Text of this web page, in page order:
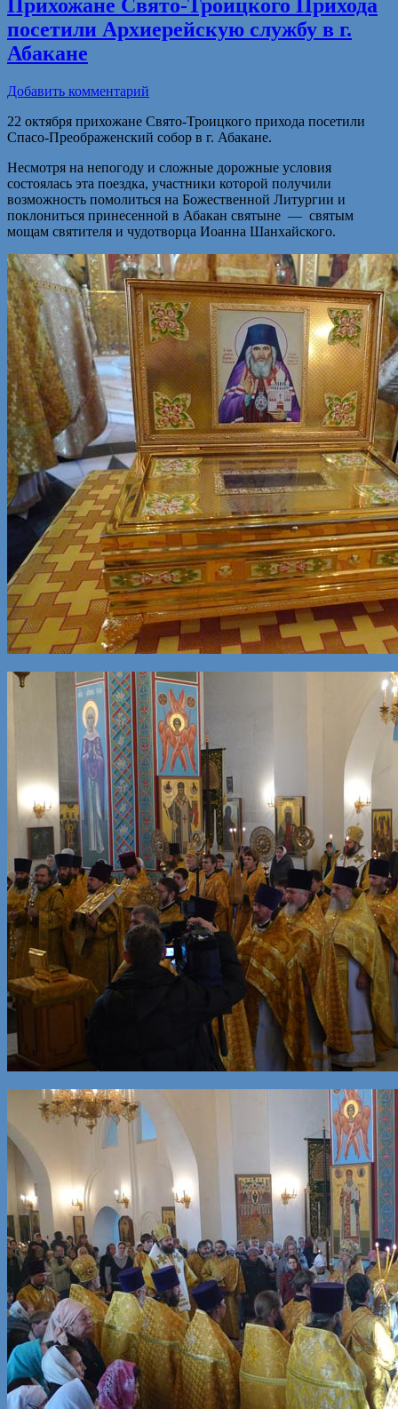
Прихожане Свято-Троицкого Прихода
посетили Архиерейскую службу в г.
Абакане
Добавить комментарий
22 октября прихожане Свято-Троицкого прихода посетили
Спасо-Преображенский собор в г. Абакане.
Несмотря на непогоду и сложные дорожные условия
состоялась эта поездка, участники которой получили
возможность помолиться на Божественной Литургии и
поклониться принесенной в Абакан святыне — святым
мощам святителя и чудотворца Иоанна Шанхайского.